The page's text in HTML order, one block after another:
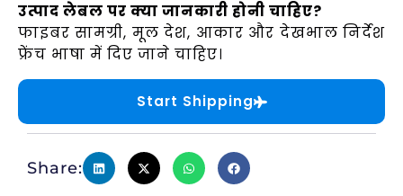
उत्पाद लेबल पर क्या जानकारी होनी चाहिए?
फाइबर सामग्री, मूल देश, आकार और देखभाल निर्देश
फ्रेंच भाषा में दिए जाने चाहिए।
Start Shipping
Share: